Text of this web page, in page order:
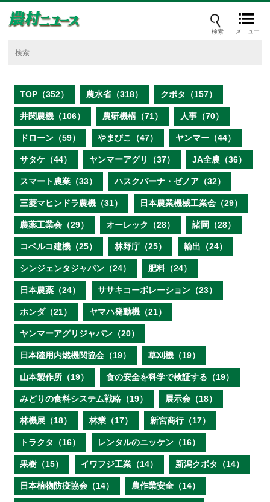
メニュー
TOP（352） 農水省（318） クボタ（157）
井関農機（106） 農研機構（71） 人事（70）
ドローン（59） やまびこ（47） ヤンマー（44）
サタケ（44） ヤンマーアグリ（37） JA全農（36）
スマート農業（33） ハスクバーナ・ゼノア（32）
三菱マヒンドラ農機（31） 日本農業機械工業会（29）
農薬工業会（29） オーレック（28） 諸岡（28）
コベルコ建機（25） 林野庁（25） 輸出（24）
シンジェンタジャパン（24） 肥料（24）
日本農薬（24） ササキコーポレーション（23）
ホンダ（21） ヤマハ発動機（21）
ヤンマーアグリジャパン（20）
日本陸用内燃機関協会（19） 草刈機（19）
山本製作所（19） 食の安全を科学で検証する（19）
みどりの食料システム戦略（19） 展示会（18）
林機展（18） 林業（17） 新宮商行（17）
トラクタ（16） レンタルのニッケン（16）
果樹（15） イワフジ工業（14） 新潟クボタ（14）
日本植物防疫協会（14） 農作業安全（14）